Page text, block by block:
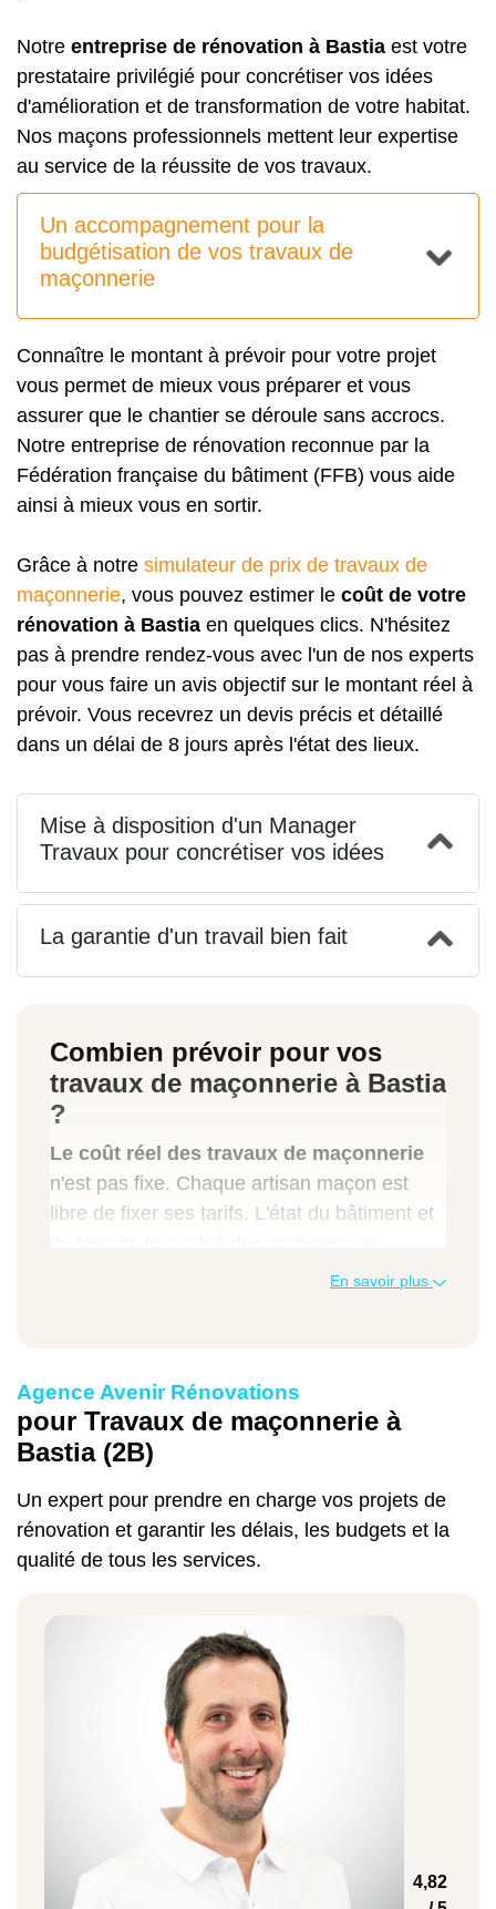
Notre entreprise de rénovation à Bastia est votre
prestataire privilégié pour concrétiser vos idées
d'amélioration et de transformation de votre habitat.
Nos maçons professionnels mettent leur expertise
au service de la réussite de vos travaux.
Un accompagnement pour la
budgétisation de vos travaux de
maçonnerie
Connaître le montant à prévoir pour votre projet
vous permet de mieux vous préparer et vous
assurer que le chantier se déroule sans accrocs.
Notre entreprise de rénovation reconnue par la
Fédération française du bâtiment (FFB) vous aide
ainsi à mieux vous en sortir.
Grâce à notre simulateur de prix de travaux de
maçonnerie, vous pouvez estimer le coût de votre
rénovation à Bastia en quelques clics. N'hésitez
pas à prendre rendez-vous avec l'un de nos experts
pour vous faire un avis objectif sur le montant réel à
prévoir. Vous recevrez un devis précis et détaillé
dans un délai de 8 jours après l'état des lieux.
Mise à disposition d'un Manager
Travaux pour concrétiser vos idées
La garantie d'un travail bien fait
Combien prévoir pour vos
travaux de maçonnerie à Bastia
?
Le coût réel des travaux de maçonnerie
n'est pas fixe. Chaque artisan maçon est
libre de fixer ses tarifs. L'état du bâtiment et
l'ampleur des réalisations auront un impact
votre situation.
Grâce à notre simulateur spécifique, vous
somme à payer pour concrétiser vos idées à
Bastia et ses alentours. Le coût des
équipements dont vous aurez besoin et leurs
notre boutique en ligne. Nous vous
proposons desexemples de prix de
certains travaux de maçonnerie à Bastia
Types de travaux
Réalisation de chape béton
En savoir plus
Agence Avenir Rénovations
pour Travaux de maçonnerie à
Bastia (2B)
Un expert pour prendre en charge vos projets de
rénovation et garantir les délais, les budgets et la
qualité de tous les services.
4,82